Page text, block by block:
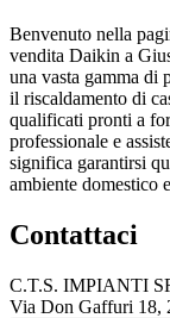
Benvenuto nella
vendita Daikin a
una vasta gamma di
il riscaldamento di
qualificati pronti a
professionale e
significa garantirsi
ambiente domestico
Contattaci
C.T.S. IMPIANTI
Via Don Gaffuri 18,